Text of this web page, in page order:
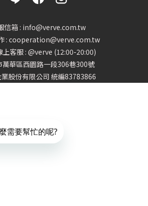
信箱 : info@verve.com.tw
: cooperation@verve.com.tw
上客服 : @verve (12:00-20:00)
萬華區西園路一段306巷300號
股份有限公司 統編83783866